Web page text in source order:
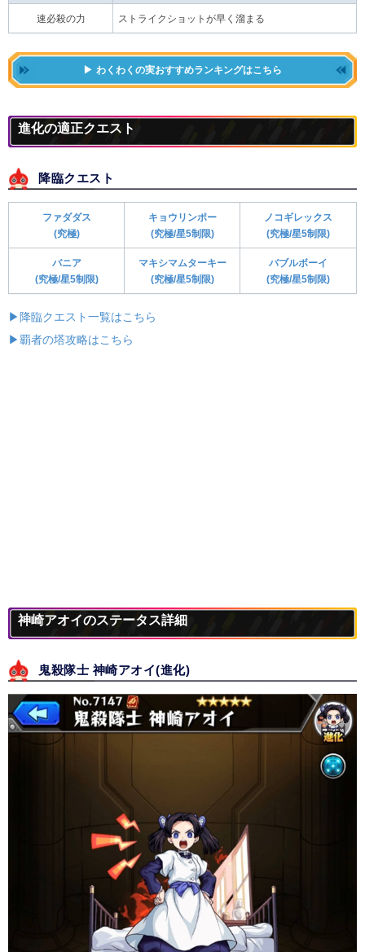
速必殺の力 ストライクショットが早く溜まる
わくわくの実おすすめランキングはこちら
進化の適正クエスト
降臨クエスト
ファダダス
(究極)
キョウリンポー
(究極/星5制限)
ノコギレックス
(究極/星5制限)
バニア
(究極/星5制限)
マキシマムターキー
(究極/星5制限)
バブルボーイ
(究極/星5制限)
▶降臨クエスト一覧はこちら
▶覇者の塔攻略はこちら
神崎アオイのステータス詳細
鬼殺隊士 神崎アオイ(進化)